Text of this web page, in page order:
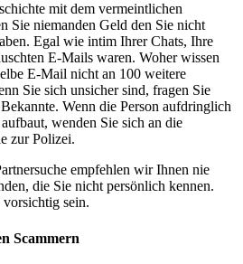
mit dem vermeintlichen
Sie niemanden Geld den Sie nicht
Egal wie intim Ihrer Chats, Ihre
E-Mails waren. Woher wissen
E-Mail nicht an 100 weitere
Sie sich unsicher sind, fragen Sie
Wenn die Person aufdringlich
wenden Sie sich an die
zur Polizei.
empfehlen wir Ihnen nie
die Sie nicht persönlich kennen.
sein.
Scammern